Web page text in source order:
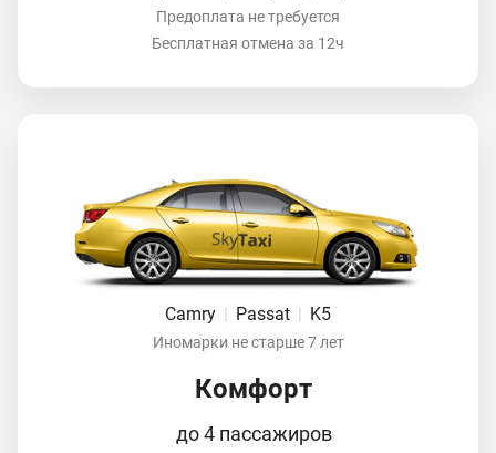
Предоплата не требуется
Бесплатная отмена за 12ч
Camry Passat K5
Иномарки не старше 7 лет
Комфорт
до 4 пассажиров